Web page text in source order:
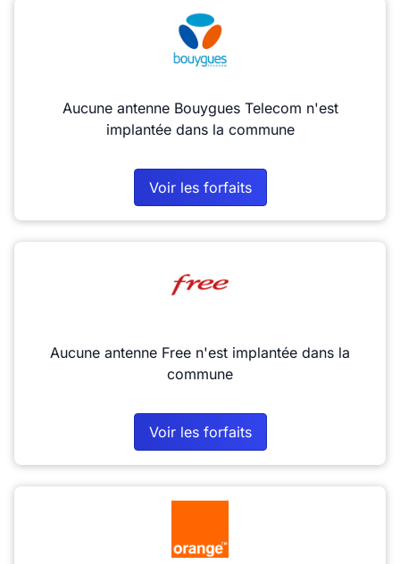
Aucune antenne Bouygues Telecom n'est
implantée dans la commune
Voir les forfaits
Aucune antenne Free n'est implantée dans la
commune
Voir les forfaits